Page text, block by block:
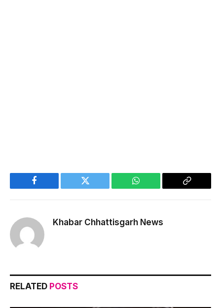
Facebook Twitter WhatsApp
Copy
Khabar Chhattisgarh News
RELATED POSTS